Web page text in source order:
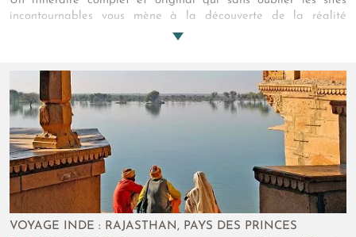
incontournables vous mène à la découverte de la réalité
rajpoute, des villages du désert de Thar et des populations
époque ou l'art de vivre et le raffinement des princes étaient à
leur paroxisme. Empruntez le temps d'un voyage la machine à
remonter le temps !
VOYAGE INDE : RAJASTHAN, PAYS DES PRINCES